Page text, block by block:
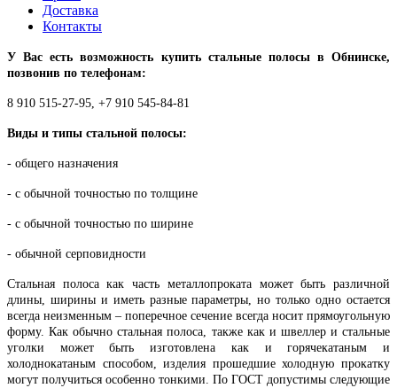
Доставка
Контакты
У Вас есть возможность купить стальные полосы в Обнинске,
позвонив по телефонам:
8 910 515-27-95, +7 910 545-84-81
Виды и типы стальной полосы:
- общего назначения
- с обычной точностью по толщине
- с обычной точностью по ширине
- обычной серповидности
Стальная полоса как часть металлопроката может быть различной
длины, ширины и иметь разные параметры, но только одно остается
всегда неизменным – поперечное сечение всегда носит прямоугольную
форму. Как обычно стальная полоса, также как и швеллер и стальные
уголки может быть изготовлена как и горячекатаным и
холоднокатаным способом, изделия прошедшие холодную прокатку
могут получиться особенно тонкими. По ГОСТ допустимы следующие